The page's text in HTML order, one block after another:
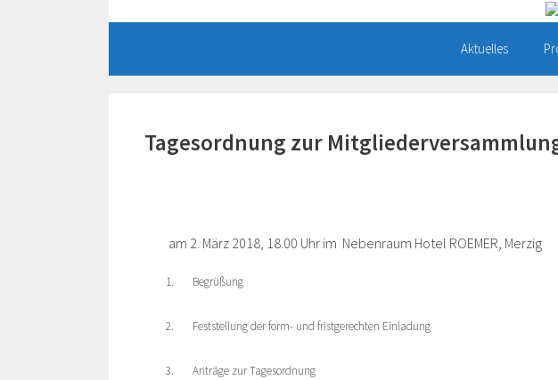
Aktuelles
Tagesordnung zur
am 2. März 2018, 18.00 Uhr im Nebenraum Hotel ROEMER, Merzig
1. Begrüßung
2. Feststellung der form- und fristgerechten Einladung
3. Anträge zur Tagesordnung